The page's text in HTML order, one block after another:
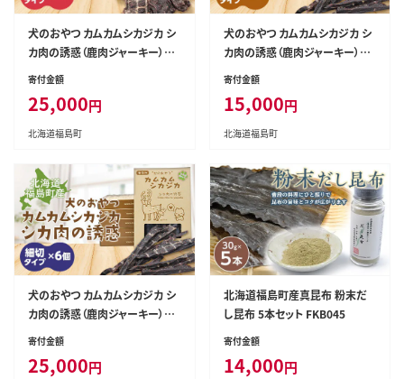
犬のおやつ カムカムシカジカ シ
カ肉の誘惑（鹿肉ジャーキー）一
口タイプ×６個 FKB032
寄付金額
25,000円
北海道福島町
犬のおやつ カムカムシカジカ シ
カ肉の誘惑（鹿肉ジャーキー）細
切りタイプ×３個 FKB033
寄付金額
15,000円
北海道福島町
犬のおやつ カムカムシカジカ シ
カ肉の誘惑（鹿肉ジャーキー）細
切りタイプ×６個 FKB034
寄付金額
25,000円
北海道福島町産真昆布 粉末だ
し昆布 5本セット FKB045
寄付金額
14,000円